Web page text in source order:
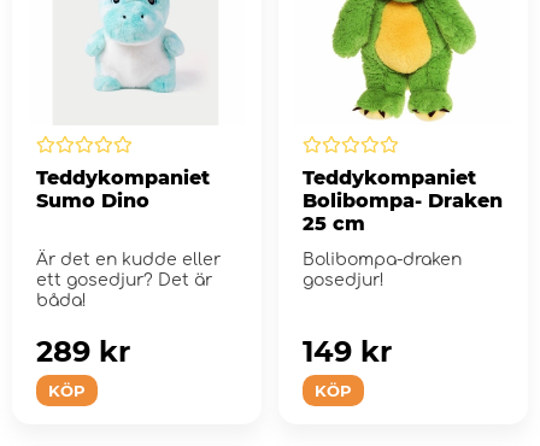
Teddykompaniet
Sumo Dino
Är det en kudde eller
ett gosedjur? Det är
båda!
KÖP
289 kr
Teddykompaniet
Bolibompa- Draken
25 cm
Bolibompa-draken
gosedjur!
KÖP
149 kr